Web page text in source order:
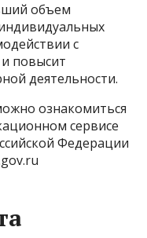
объем
с
повысит
деятельности.
ознакомиться
сервисе
Федерации